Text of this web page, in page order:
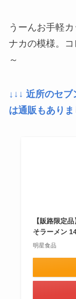
うーんお手軽
ナカの模様。
～
↓ ↓↓ 近所のセ
は通販もありま
【販路限定
そラーメン
明星食品